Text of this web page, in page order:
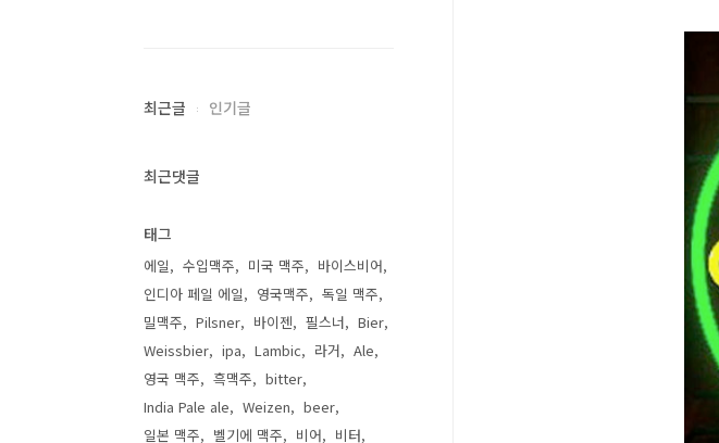
최근글 인기글
최근댓글
태그
에일 수입맥주 미국 맥주
바이스비어
인디아 페일 에일
영국맥주
독일 맥주
밀맥주
Pilsner 바이젠 필스너
Bier
Weissbier
ipa Lambic 라거
Ale
영국 맥주
흑맥주
bitter
India Pale ale
Weizen
beer
일본 맥주
벨기에 맥주 비어
비터